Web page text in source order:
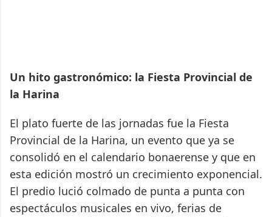
Un hito gastronómico: la Fiesta Provincial de
la Harina
El plato fuerte de las jornadas fue la Fiesta
Provincial de la Harina, un evento que ya se
consolidó en el calendario bonaerense y que en
esta edición mostró un crecimiento exponencial.
El predio lució colmado de punta a punta con
espectáculos musicales en vivo, ferias de